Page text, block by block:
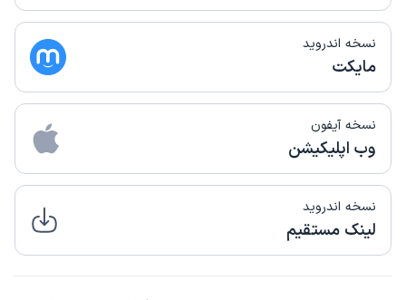
نسخه اندروید
مایکت
نسخه آیفون
وب اپلیکیشن
نسخه اندروید
لینک مستقیم